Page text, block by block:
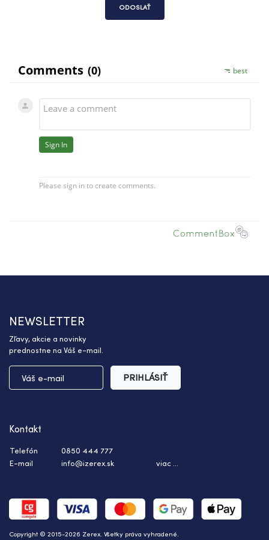
ODOSLAŤ
NEWSLETTER
Zľavy, akcie a novinky
prednostne na Váš e-mail.
PRIHLÁSIŤ
Copyright © 2015-2026 Zerex. Všetky práva vyhradené.
Kontakt
Telefón
0850 444 777
E-mail
info@izerex.sk viac ...